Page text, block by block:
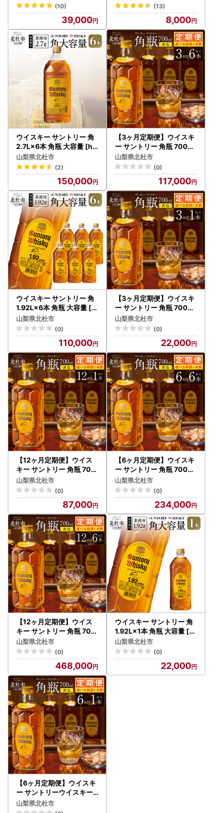
(10)
39,000
(13)
8,000
ウイスキー サントリー 角
2.7L×6本 角瓶 大容量 [h1
69]
山梨県北杜市
(2)
150,000
【3ヶ月定期便】ウイスキ
ー サントリー 角瓶 700ml
×6本 [h169]
山梨県北杜市
(0)
117,000
ウイスキー サントリー 角
1.92L×6本 角瓶 大容量 [h
169]
山梨県北杜市
(0)
110,000
【3ヶ月定期便】ウイスキ
ー サントリー 角瓶 700ml
×1本 [h169]
山梨県北杜市
(0)
22,000
【12ヶ月定期便】ウイス
キー サントリー 角瓶 700
ml×1本 [h169]
山梨県北杜市
(0)
87,000
【6ヶ月定期便】ウイスキ
ー サントリー 角瓶 700ml
×6本 [h169]
山梨県北杜市
(0)
234,000
【12ヶ月定期便】ウイス
キー サントリー 角瓶 700
ml×6本 [h169]
山梨県北杜市
(0)
468,000
ウイスキー サントリー 角
1.92L×1本 角瓶 大容量 [h1
69]
山梨県北杜市
(0)
22,000
【6ヶ月定期便】ウイスキ
ー サントリーウイスキー
角瓶 700ml×1本 [h169]
山梨県北杜市